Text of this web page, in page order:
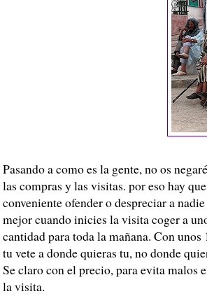
Pasando a como es la gente, no os
las compras y las visitas. por eso hay
conveniente ofender o despreciar a
mejor cuando inicies la visita coger a
cantidad para toda la mañana. Con
tu vete a donde quieras tu, no donde
Se claro con el precio, para evita malos
la visita.